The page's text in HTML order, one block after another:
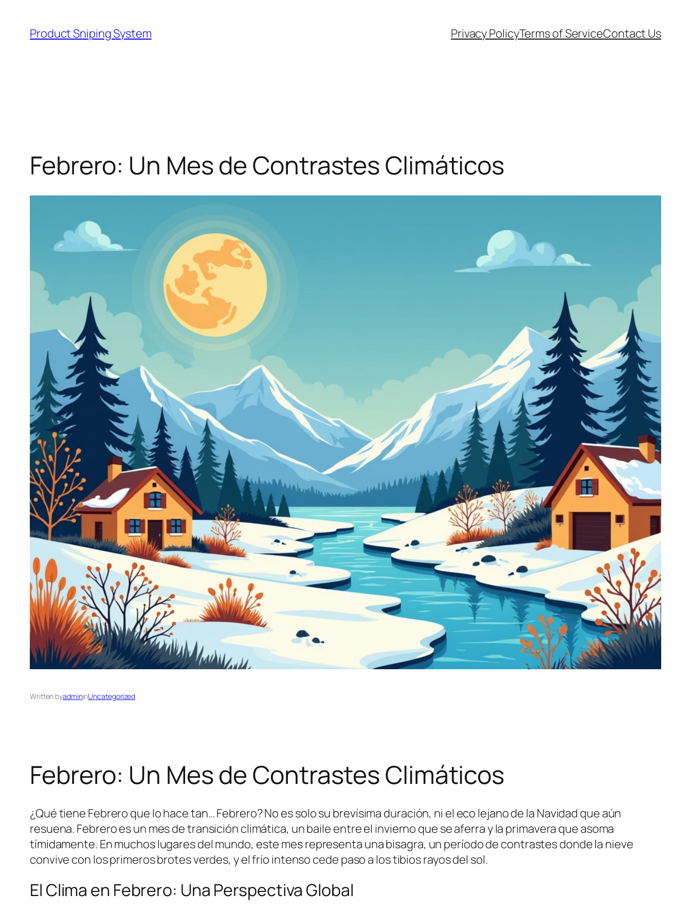
content
Product Sniping System Privacy PolicyTerms of ServiceContact Us
Febrero: Un Mes de Contrastes Climáticos
Written byadmininUncategorized
Febrero: Un Mes de Contrastes Climáticos
¿Qué tiene Febrero que lo hace tan… Febrero? No es solo su brevísima duración, ni el eco lejano de la Navidad que aún
resuena. Febrero es un mes de transición climática, un baile entre el invierno que se aferra y la primavera que asoma
tímidamente. En muchos lugares del mundo, este mes representa una bisagra, un período de contrastes donde la nieve
convive con los primeros brotes verdes, y el frío intenso cede paso a los tibios rayos del sol.
El Clima en Febrero: Una Perspectiva Global